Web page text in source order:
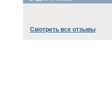
Смотреть все отзывы